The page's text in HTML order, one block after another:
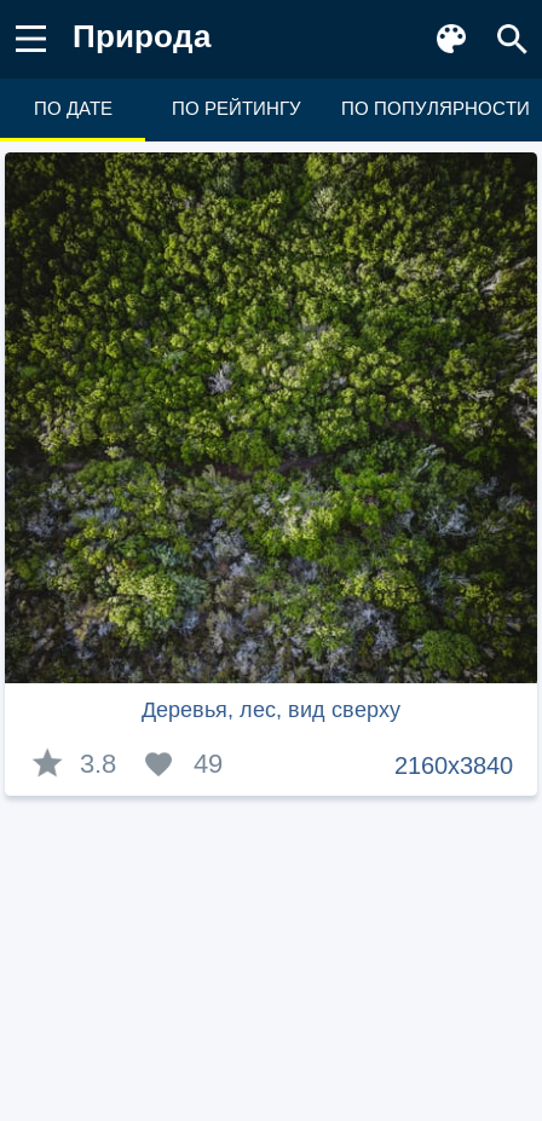
Природа
ПО ДАТЕ ПО РЕЙТИНГУ ПО ПОПУЛЯРНОСТИ
Деревья, лес, вид сверху
2160x3840
3.8 49